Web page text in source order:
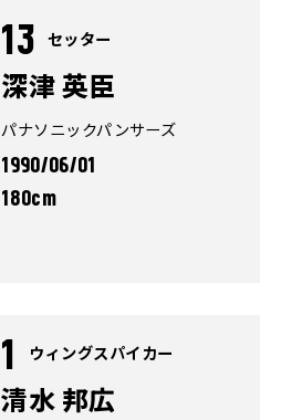
13 セッター
深津 英臣
パナソニックパンサーズ
1990/06/01
180cm
1 ウィングスパイカー
清水 邦広